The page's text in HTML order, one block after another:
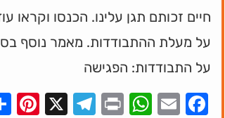
חיים זכותם תגן עלינו. הכנסו וקראו
על מעלת ההתבודדות. מאמר נוסף
על התבודדות: הפגישה
Facebook
Email
WhatsApp
Print
X